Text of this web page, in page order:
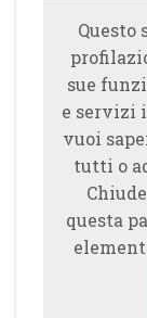
sue
e servizi
vuoi
tutti o
questa